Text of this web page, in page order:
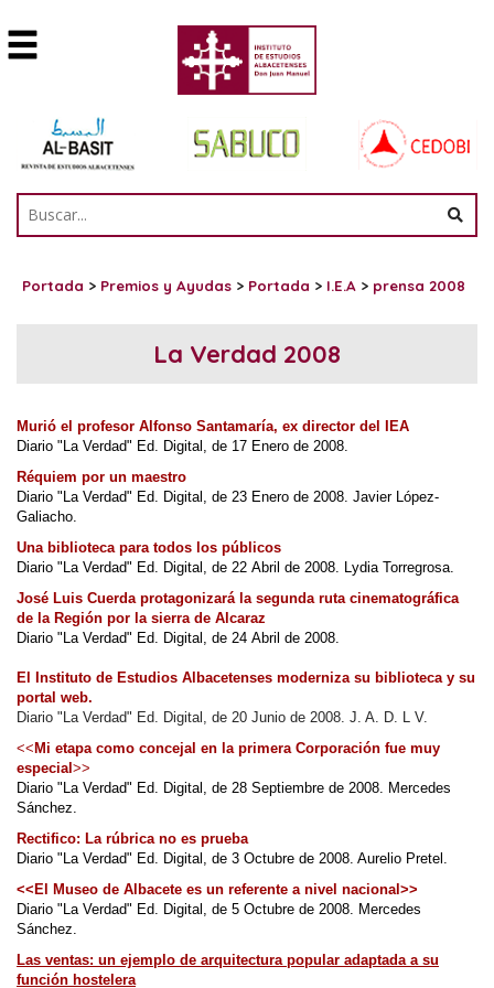
Portada > Premios y Ayudas > Portada > I.E.A > prensa 2008
La Verdad 2008
Murió el profesor Alfonso Santamaría, ex director del IEA
Diario "La Verdad" Ed. Digital, de 17 Enero de 2008.
Réquiem por un maestro
Diario "La Verdad" Ed. Digital, de 23 Enero de 2008. Javier López-
Galiacho.
Una biblioteca para todos los públicos
Diario "La Verdad" Ed. Digital, de 22 Abril de 2008. Lydia Torregrosa.
José Luis Cuerda protagonizará la segunda ruta cinematográfica
de la Región por la sierra de Alcaraz
Diario "La Verdad" Ed. Digital, de 24 Abril de 2008.
El Instituto de Estudios Albacetenses moderniza su biblioteca y su
portal web.
Diario "La Verdad" Ed. Digital, de 20 Junio de 2008. J. A. D. L V.
<< Mi etapa como concejal en la primera Corporación fue muy
especial >>
Diario "La Verdad" Ed. Digital, de 28 Septiembre de 2008. Mercedes
Sánchez.
Rectifico: La rúbrica no es prueba
Diario "La Verdad" Ed. Digital, de 3 Octubre de 2008. Aurelio Pretel.
<<El Museo de Albacete es un referente a nivel nacional>>
Diario "La Verdad" Ed. Digital, de 5 Octubre de 2008. Mercedes
Sánchez.
Las ventas: un ejemplo de arquitectura popular adaptada a su
función hostelera